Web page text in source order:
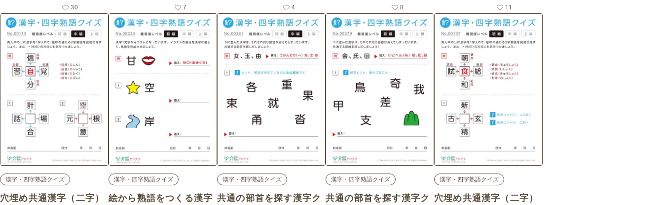
け介護レク素材（漢字・四字熟
語クイズ・上級）です。
30
け介護レク素材（漢字・四字熟
語クイズ・上級）です。
7
け介護レク素材（漢字・四字熟
語クイズ・初級）です。
4
け介護レク素材（漢字・四字熟
語クイズ・上級）です。
8
け介護レク素材（漢字・四字熟
語クイズ・中級）です。
11
漢字・四字熟語クイズ
穴埋め共通漢字（二字）
漢字・四字熟語クイズ
絵から熟語をつくる漢字
漢字・四字熟語クイズ
共通の部首を探す漢字ク
漢字・四字熟語クイズ
共通の部首を探す漢字ク
漢字・四字熟語クイズ
穴埋め共通漢字（二字）